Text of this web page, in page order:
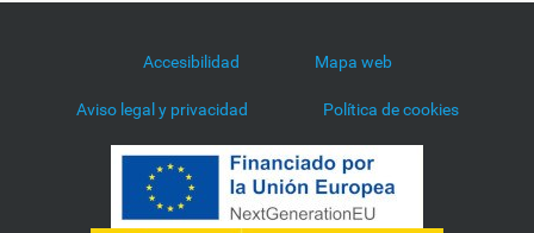
Accesibilidad Mapa web
Aviso legal y privacidad Política de cookies